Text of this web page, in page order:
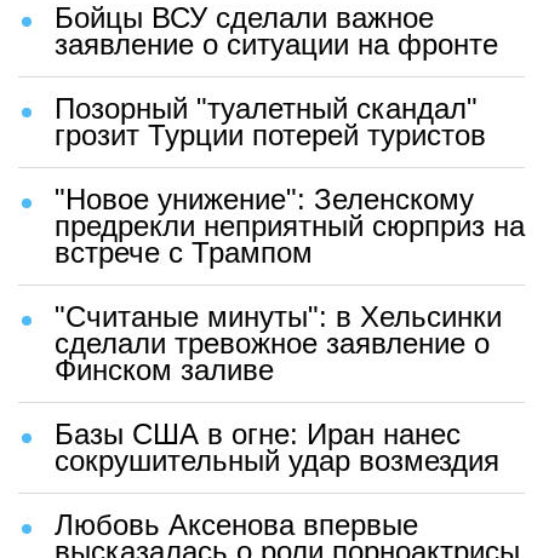
Бойцы ВСУ сделали важное
заявление о ситуации на фронте
Позорный "туалетный скандал"
грозит Турции потерей туристов
"Новое унижение": Зеленскому
предрекли неприятный сюрприз на
встрече с Трампом
"Считаные минуты": в Хельсинки
сделали тревожное заявление о
Финском заливе
Базы США в огне: Иран нанес
сокрушительный удар возмездия
Любовь Аксенова впервые